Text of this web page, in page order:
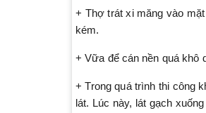
+ Thợ trát xi măng vào
kém.
+ Vữa để cán nền quá khô
+ Trong quá trình thi công
lát. Lúc này, lát gạch